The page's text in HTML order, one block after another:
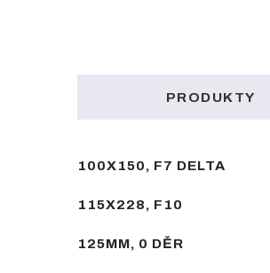
PRODUKTY
100X150, F7 DELTA
115X228, F10
125MM, 0 DĚR